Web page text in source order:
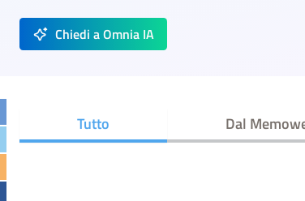
Chiedi a Omnia IA
Tutto Dal